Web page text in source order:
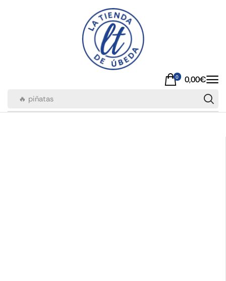
🔥 piñatas
0 0,00€